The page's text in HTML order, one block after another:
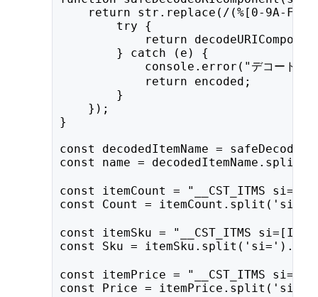
return str.replace(/(%[0-9A-
        try {
return
        } catch (e) {
console.error("デコードに
            return encoded;
        }
    });
}
const decodedItemName =
const name =
const itemCount = "__CST_ITMS
const Count =
const itemSku = "__CST_ITMS
const Sku =
const itemPrice = "__CST_ITMS
const Price =